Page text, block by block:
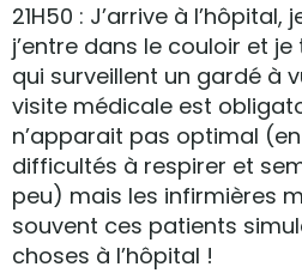
21H50 : J’arrive à l’hôpital,
j’entre dans le couloir et
qui surveillent un gardé à
visite médicale est
n’apparait pas optimal
difficultés à respirer et
peu) mais les infirmières
souvent ces patients
choses à l’hôpital !